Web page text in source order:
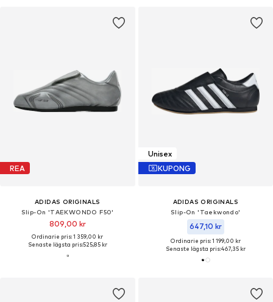
REA
ADIDAS ORIGINALS
Slip-On 'TAEKWONDO F50'
809,00 kr
Ordinarie pris: 1 359,00 kr
Senaste lägsta pris:525,85 kr
Unisex
KUPONG
ADIDAS ORIGINALS
Slip-On 'Taekwondo'
647,10 kr
Ordinarie pris: 1 199,00 kr
Senaste lägsta pris:467,35 kr